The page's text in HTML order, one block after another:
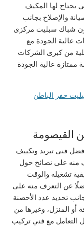
يحتاج لها المكيف
والإصلاح بجانب
شباك سبليت مركزى
عالية الجودة مع
من كبرى الشركات
ممتازة عالية الجودة
حفر الباطن
القيصومة
فنى تبريد وتكييف
منه على نصائح حول
تشغيله والوقت
عن التعرف منه على
تحديد عدد الأحصنة
أو المنزل، وغيرها من
التعامل مع فني تركيب